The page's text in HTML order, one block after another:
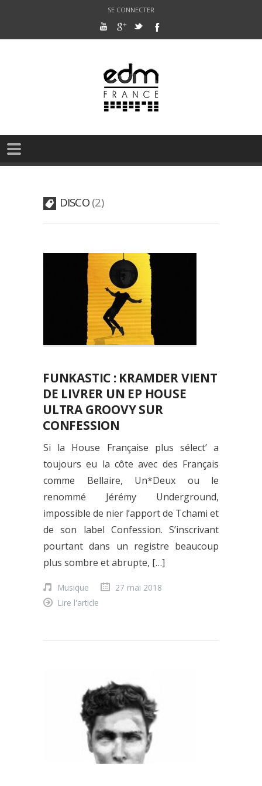
SE CONNECTER
DISCO 2
FUNKASTIC : KRAMDER VIENT
DE LIVRER UN EP HOUSE
ULTRA GROOVY SUR
CONFESSION
Si la House Française plus sélect’ a
toujours eu la côte avec des Français
comme Bellaire, Un*Deux ou le
renommé Jérémy Underground,
impossible de nier l’apport de Tchami et
de son label Confession. S’inscrivant
pourtant dans un registre beaucoup
plus sombre et abrupte, […]
Musique
27 mai 2018
Lire l'article